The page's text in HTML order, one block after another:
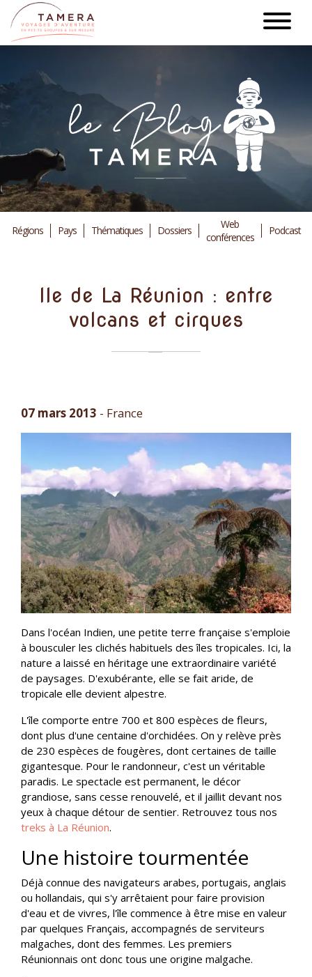
Aller
au
contenu
Régions Pays Thématiques Dossiers
Web
conférences
Podcast
Ile de La Réunion : entre
volcans et cirques
07 mars 2013 - France
Dans l'océan Indien, une petite terre française s'emploie
à bousculer les clichés habituels des îles tropicales. Ici, la
nature a laissé en héritage une extraordinaire variété
de paysages. D'exubérante, elle se fait aride, de
tropicale elle devient alpestre.
L'île comporte entre 700 et 800 espèces de fleurs,
dont plus d'une centaine d'orchidées. On y relève près
de 230 espèces de fougères, dont certaines de taille
gigantesque. Pour le randonneur, c'est un véritable
paradis. Le spectacle est permanent, le décor
grandiose, sans cesse renouvelé, et il jaillit devant nos
yeux à chaque détour de sentier. Retrouvez tous nos
treks à La Réunion.
Une histoire tourmentée
Déjà connue des navigateurs arabes, portugais, anglais
ou hollandais, qui s'y arrêtaient pour faire provision
d'eau et de vivres, l'île commence à être mise en valeur
par quelques Français, accompagnés de serviteurs
malgaches, dont des femmes. Les premiers
Réunionnais ont donc tous une origine malgache.